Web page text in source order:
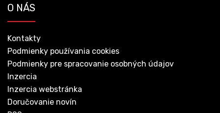
O NÁS
Kontakty
Podmienky používania cookies
Podmienky pre spracovanie osobných údajov
Inzercia
Inzercia webstránka
Doručovanie novín